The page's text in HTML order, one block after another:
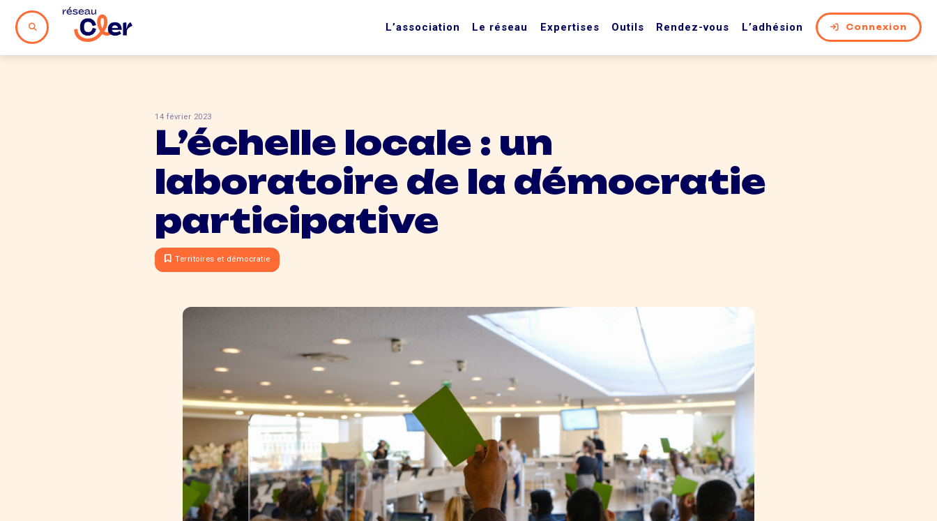
L’association Le réseau Expertises Outils Rendez-vous L’adhésion Connexion
14 février 2023
L’échelle locale : un
laboratoire de la démocratie
participative
Territoires et démocratie